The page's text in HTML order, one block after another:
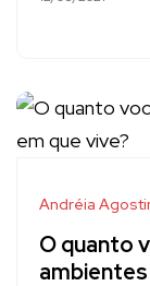
Andréia
O quanto